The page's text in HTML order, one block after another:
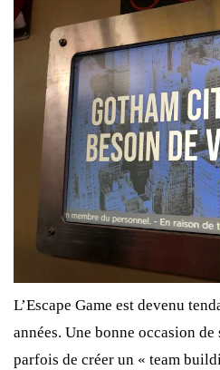
L’Escape Game est devenu
années. Une bonne occasion de
parfois de créer un « team